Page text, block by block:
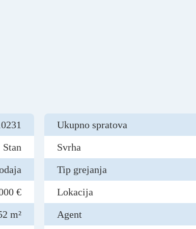
Stan
€
m²
Ukupno spratova
Svrha
Tip grejanja
Lokacija
Agent